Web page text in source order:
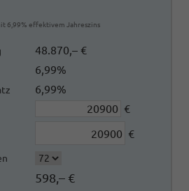
6,99% effektivem Jahreszins
48.870,– €
6,99%
6,99%
€
€
598,– €